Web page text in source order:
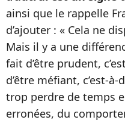
ainsi que le rappelle
d’ajouter : « Cela ne
Mais il y a une
fait d’être prudent,
d’être méfiant, c’est-
trop perdre de temps
erronées, du